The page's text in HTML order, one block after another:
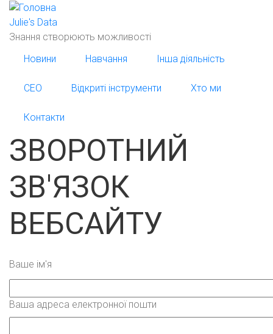
Перейти
до
основного
Julie's Data
Знання створюють можливості
Новини
Навчання Інша діяльність
СЕО Відкриті інструменти Хто ми
Контакти
ЗВОРОТНИЙ
ЗВ'ЯЗОК
ВЕБСАЙТУ
Ваше ім'я
Ваша адреса електронної пошти